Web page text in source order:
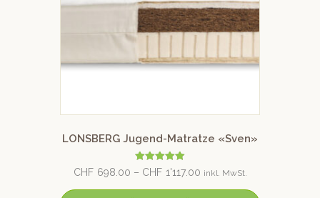
LONSBERG Jugend-Matratze «Sven»
Bewertet mit
5.00
CHF 698.00 – CHF 1'117.00 inkl. MwSt.